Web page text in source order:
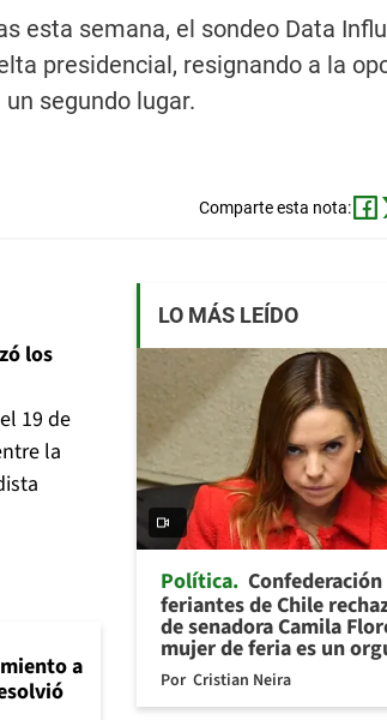
esta semana, el sondeo Data
presidencial, resignando a la
segundo lugar.
Comparte esta nota:
los
19 de
la
a
LO MÁS LEÍDO
Política Confederación
feriantes de Chile
de senadora Camila
mujer de feria es un
Por Cristian Neira